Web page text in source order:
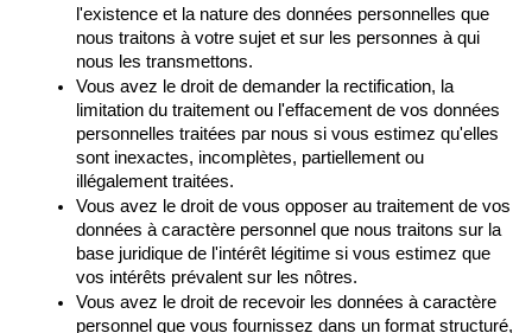
l'existence et la nature des données personnelles que
nous traitons à votre sujet et sur les personnes à qui
nous les transmettons.
Vous avez le droit de demander la rectification, la
limitation du traitement ou l'effacement de vos données
personnelles traitées par nous si vous estimez qu'elles
sont inexactes, incomplètes, partiellement ou
illégalement traitées.
Vous avez le droit de vous opposer au traitement de vos
données à caractère personnel que nous traitons sur la
base juridique de l'intérêt légitime si vous estimez que
vos intérêts prévalent sur les nôtres.
Vous avez le droit de recevoir les données à caractère
personnel que vous fournissez dans un format structuré,